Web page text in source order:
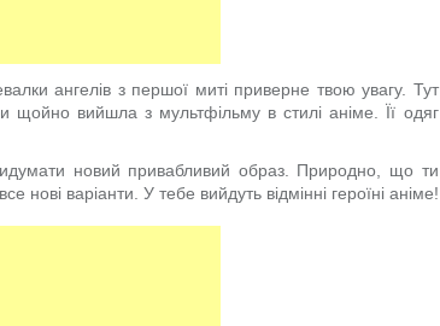
ангелів з першої миті приверне твою увагу. Тут
щойно вийшла з мультфільму в стилі аніме. Її одяг
новий привабливий образ. Природно, що ти
нові варіанти. У тебе вийдуть відмінні героїні аніме!